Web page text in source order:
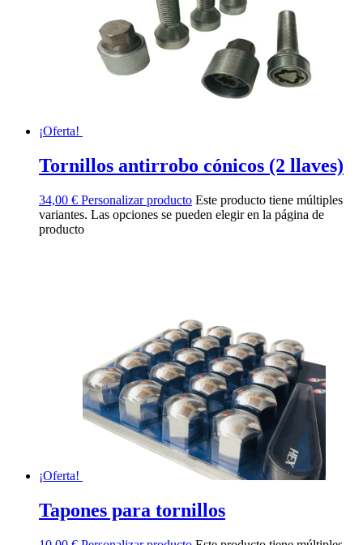
¡Oferta!
Tornillos antirrobo cónicos (2 llaves)
34,00 € Personalizar producto Este producto tiene múltiples
variantes. Las opciones se pueden elegir en la página de
producto
¡Oferta!
Tapones para tornillos